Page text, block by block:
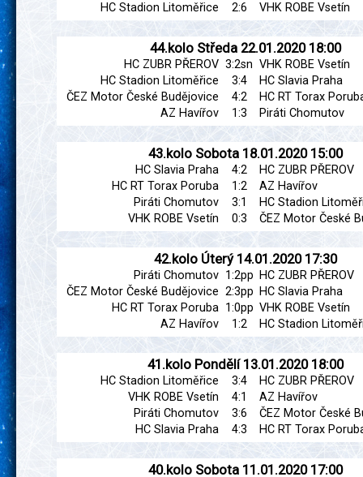
HC Stadion Litoměřice
2:6 VHK ROBE Vsetín
44.kolo Středa 22.01.2020 18:00
HC ZUBR PŘEROV 3:2sn VHK ROBE Vsetín
HC Stadion Litoměřice
3:4
HC Slavia Praha
ČEZ Motor České Budějovice
4:2
HC RT Torax
AZ Havířov
1:3 Piráti Chomutov
43.kolo Sobota 18.01.2020 15:00
HC Slavia Praha 4:2
HC ZUBR PŘEROV
HC RT Torax Poruba
1:2
AZ Havířov
Piráti Chomutov
3:1
HC Stadion
VHK ROBE Vsetín
0:3 ČEZ Motor České
42.kolo Úterý 14.01.2020 17:30
Piráti Chomutov 1:2pp HC ZUBR PŘEROV
ČEZ Motor České Budějovice 2:3pp HC Slavia Praha
HC RT Torax Poruba 1:0pp VHK ROBE Vsetín
AZ Havířov
1:2 HC Stadion
41.kolo Pondělí 13.01.2020 18:00
HC Stadion Litoměřice 3:4
HC ZUBR PŘEROV
VHK ROBE Vsetín
4:1
AZ Havířov
Piráti Chomutov
3:6
ČEZ Motor České
HC Slavia Praha
4:3 HC RT Torax
40.kolo Sobota 11.01.2020 17:00